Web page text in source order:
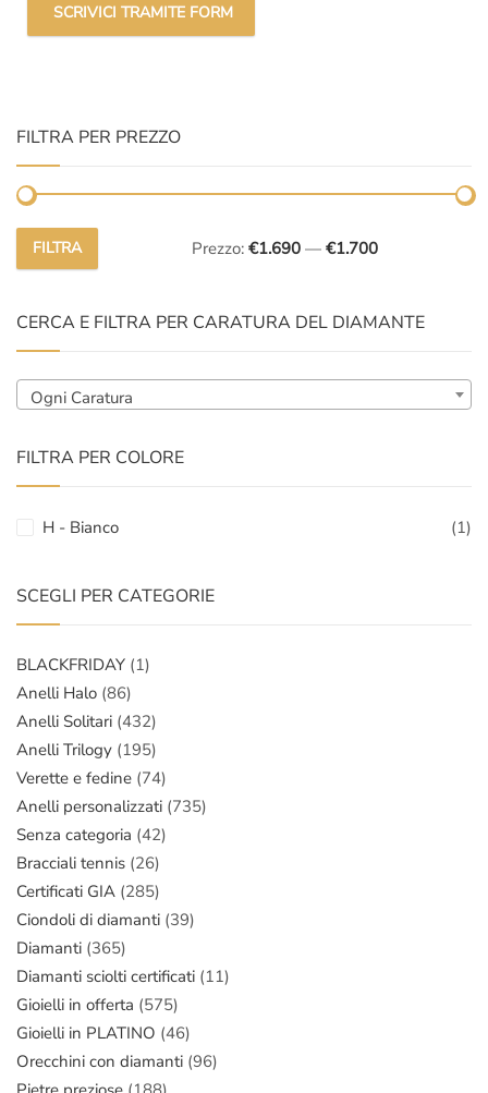
SCRIVICI TRAMITE FORM
FILTRA PER PREZZO
Prezzo
Prezzo
FILTRA Prezzo: €1.690 — €1.700
CERCA E FILTRA PER CARATURA DEL DIAMANTE
Ogni Caratura
FILTRA PER COLORE
H - Bianco (1)
SCEGLI PER CATEGORIE
BLACKFRIDAY (1)
Anelli Halo (86)
Anelli Solitari (432)
Anelli Trilogy (195)
Verette e fedine (74)
Anelli personalizzati (735)
Senza categoria (42)
Bracciali tennis (26)
Certificati GIA (285)
Ciondoli di diamanti (39)
Diamanti (365)
Diamanti sciolti certificati (11)
Gioielli in offerta (575)
Gioielli in PLATINO (46)
Orecchini con diamanti (96)